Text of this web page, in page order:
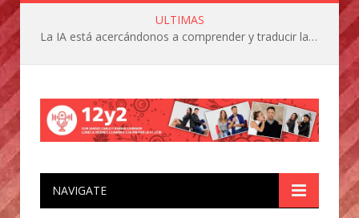
ULTIMAS
La IA está acercándonos a comprender y traducir las vocalizaciones y comportamientos de nuestras mascotas
NAVIGATE